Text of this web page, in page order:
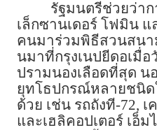
รัฐมนตรีช่วยว่า
เล็กซานเดอร์ โฟมิน
คนมาร่วมพิธีสวนสนา
นมาที่กรุงเนปยีดอเมื่อ
ปรามนองเลือดที่สุด น
ยุทโธปกรณ์หลายชนิ
ด้วย เช่น รถถังที-72,
และเฮลิคอปเตอร์ เอ็ม